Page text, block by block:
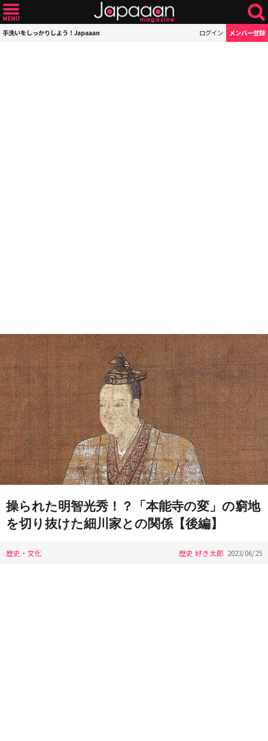
手洗いをしっかりしよう！Japaaan ログイン メンバー登録
操られた明智光秀！？「本能寺の変」の窮地
を切り抜けた細川家との関係【後編】
歴史・文化 歴史 好き太郎 2023/06/25